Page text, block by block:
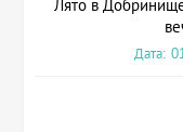
Лято в
Дата: